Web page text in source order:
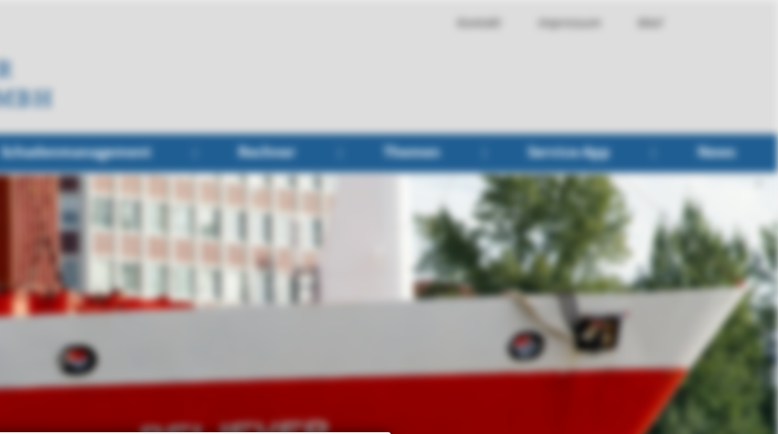
Kontakt Impressum Mail
Schadenmanagement Rechner Themen Service-App News